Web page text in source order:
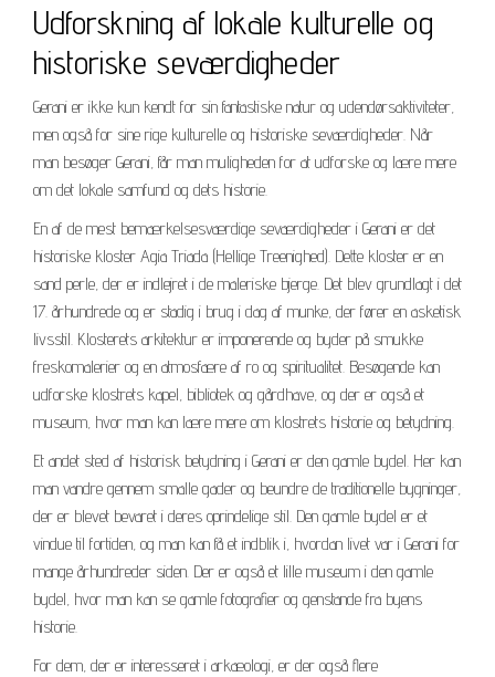
Udforskning af lokale kulturelle og
historiske seværdigheder
Gerani er ikke kun kendt for sin fantastiske natur og udendørsaktiviteter,
men også for sine rige kulturelle og historiske seværdigheder. Når
man besøger Gerani, får man muligheden for at udforske og lære mere
om det lokale samfund og dets historie.
En af de mest bemærkelsesværdige seværdigheder i Gerani er det
historiske kloster Agia Triada (Hellige Treenighed). Dette kloster er en
sand perle, der er indlejret i de maleriske bjerge. Det blev grundlagt i det
17. århundrede og er stadig i brug i dag af munke, der fører en asketisk
livsstil. Klosterets arkitektur er imponerende og byder på smukke
freskomalerier og en atmosfære af ro og spiritualitet. Besøgende kan
udforske klostrets kapel, bibliotek og gårdhave, og der er også et
museum, hvor man kan lære mere om klostrets historie og betydning.
Et andet sted af historisk betydning i Gerani er den gamle bydel. Her kan
man vandre gennem smalle gader og beundre de traditionelle bygninger,
der er blevet bevaret i deres oprindelige stil. Den gamle bydel er et
vindue til fortiden, og man kan få et indblik i, hvordan livet var i Gerani for
mange århundreder siden. Der er også et lille museum i den gamle
bydel, hvor man kan se gamle fotografier og genstande fra byens
historie.
For dem, der er interesseret i arkæologi, er der også flere